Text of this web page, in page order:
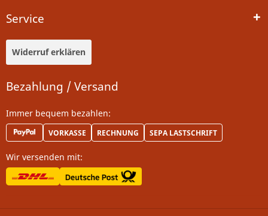
Service
Widerruf erklären
Bezahlung / Versand
Immer bequem bezahlen:
VORKASSE RECHNUNG SEPA LASTSCHRIFT
Wir versenden mit: